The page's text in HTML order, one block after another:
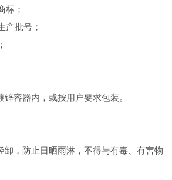
标；
产批号；
容器内，或按用户要求包装。
卸，防止日晒雨淋，不得与有毒、有害物